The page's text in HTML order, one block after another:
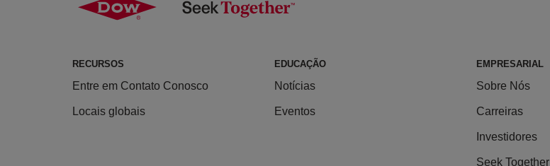
RECURSOS
Entre em Contato Conosco
Locais globais
EDUCAÇÃO
Notícias
Eventos
EMPRESARIAL
Sobre Nós
Carreiras
Investidores
Seek Together